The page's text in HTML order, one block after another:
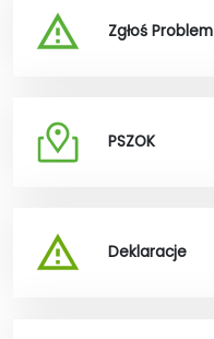
Zgłoś Problem
PSZOK
Deklaracje